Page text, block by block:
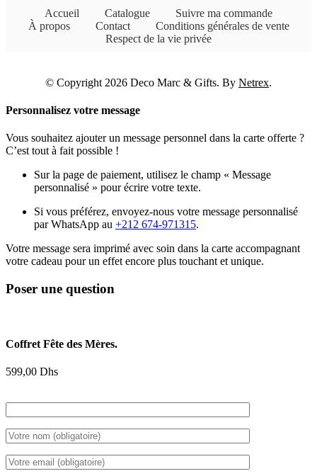
Accueil
Catalogue
Suivre ma commande
À propos
Contact
Conditions générales de vente
Respect de la vie privée
© Copyright 2026 Deco Marc & Gifts. By Netrex.
Personnalisez votre message
Vous souhaitez ajouter un message personnel dans la carte offerte ?
C’est tout à fait possible !
Sur la page de paiement, utilisez le champ « Message
personnalisé » pour écrire votre texte.
Si vous préférez, envoyez-nous votre message personnalisé
par WhatsApp au +212 674-971315.
Votre message sera imprimé avec soin dans la carte accompagnant
votre cadeau pour un effet encore plus touchant et unique.
Poser une question
Coffret Fête des Mères.
599,00 Dhs